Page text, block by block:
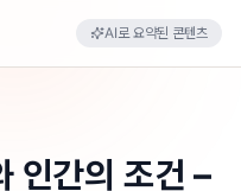
AI로 요약된 콘텐츠
인간의 조건 –